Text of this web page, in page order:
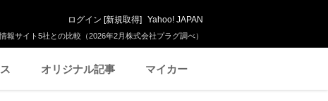
サイト5社との比較（2026年2月株式会社プラグ調べ）
ログイン [新規取得] Yahoo! JAPAN
オリジナル記事 マイカー